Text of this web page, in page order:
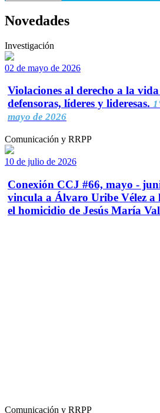
Novedades
Investigación
02 de mayo de 2026
Violaciones al derecho a la
defensoras, líderes y lideresas.
mayo de 2026
Comunicación y RRPP
10 de julio de 2026
Conexión CCJ #66, mayo -
vincula a Álvaro Uribe Vélez a
el homicidio de Jesús María
Comunicación y RRPP